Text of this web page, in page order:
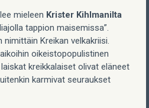
mieleen Krister Kihlmanilta
tappion maisemissa”.
Kreikan velkakriisi.
oikeistopopulistinen
kreikkalaiset olivat eläneet
karmivat seuraukset